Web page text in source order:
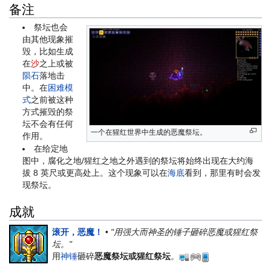
备注
一个在猩红世界中生成的恶魔祭坛。
祭坛也会
由其他现象摧
毁，比如生成
在沙之上或被
陨石落地击
中。在困难模
式之前被这种
方式摧毁的祭
坛不会有任何
作用。
在给定地
图中，腐化之地/猩红之地之外遇到的祭坛将始终出现在大约海
拔 8 英尺或更高处上。这个现象可以在海底看到，那里有时会发
现祭坛。
成就
滚开，恶魔！ • "用强大而神圣的锤子砸碎恶魔或猩红祭
坛。"
用神锤砸碎恶魔祭坛或猩红祭坛。